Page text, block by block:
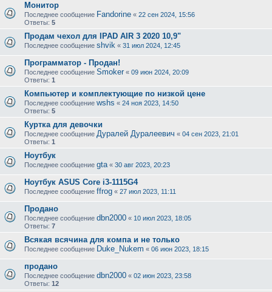
Монитор
Последнее сообщение Fandorine « 22 сен 2024, 15:56
Ответы: 5
Продам чехол для IPAD AIR 3 2020 10,9"
Последнее сообщение shvik « 31 июл 2024, 12:45
Программатор - Продан!
Последнее сообщение Smoker « 09 июн 2024, 20:09
Ответы: 1
Компьютер и комплектующие по низкой цене
Последнее сообщение wshs « 24 ноя 2023, 14:50
Ответы: 5
Куртка для девочки
Последнее сообщение Дуралей Дуралеевич « 04 сен 2023, 21:01
Ответы: 1
Ноутбук
Последнее сообщение gta « 30 авг 2023, 20:23
Ноутбук ASUS Core i3-1115G4
Последнее сообщение ffrog « 27 июл 2023, 11:11
Продано
Последнее сообщение dbn2000 « 10 июл 2023, 18:05
Ответы: 7
Всякая всячина для компа и не только
Последнее сообщение Duke_Nukem « 06 июн 2023, 18:15
продано
Последнее сообщение dbn2000 « 02 июн 2023, 23:58
Ответы: 12